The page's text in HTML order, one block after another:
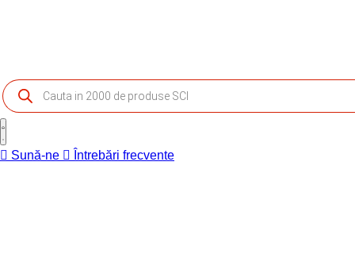
Products
search
Sună-ne Întrebări frecvente